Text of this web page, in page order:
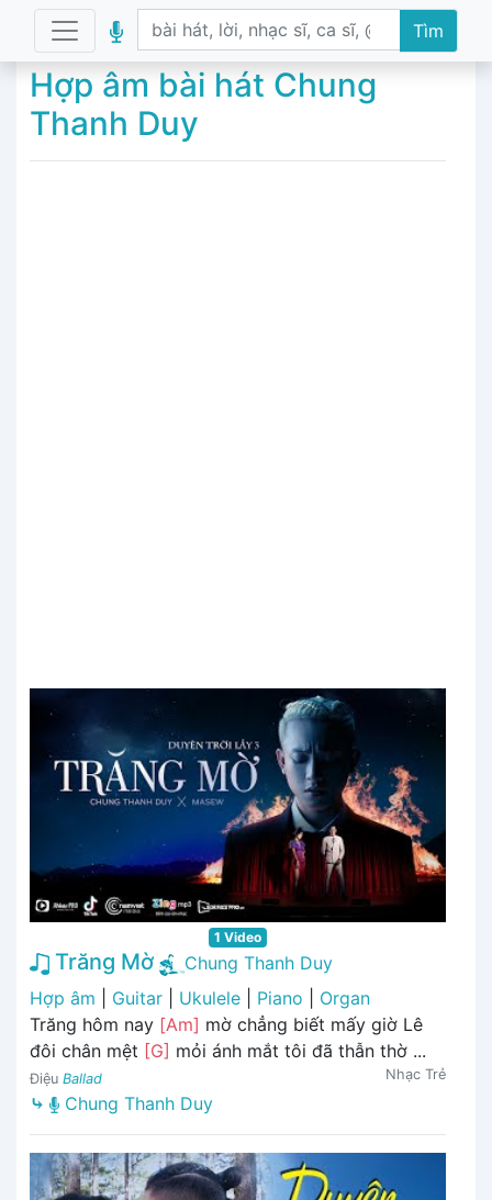
Tìm
Hợp âm bài hát Chung
Thanh Duy
1 Video
Trăng Mờ
Chung Thanh Duy
Hợp âm
Guitar Ukulele Piano
Organ
Trăng hôm nay [Am] mờ chẳng biết mấy giờ Lê
đôi chân mệt [G] mỏi ánh mắt tôi đã thẫn thờ ...
Điệu Ballad Nhạc Trẻ
⤷ Chung Thanh Duy